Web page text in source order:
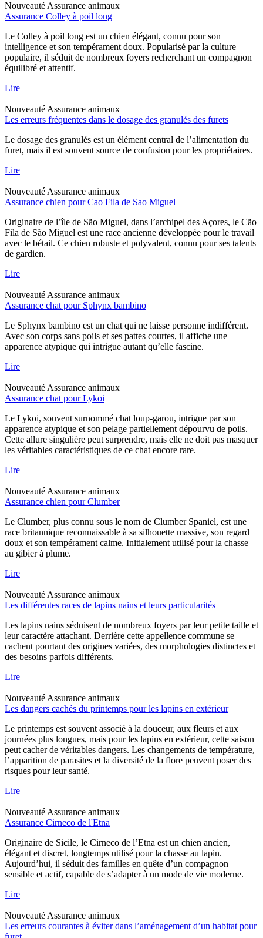
Nouveauté Assurance animaux
Assurance Colley à poil long
Le Colley à poil long est un chien élégant, connu pour son
intelligence et son tempérament doux. Popularisé par la culture
populaire, il séduit de nombreux foyers recherchant un compagnon
équilibré et attentif.
Lire
Nouveauté Assurance animaux
Les erreurs fréquentes dans le dosage des granulés des furets
Le dosage des granulés est un élément central de l’alimentation du
furet, mais il est souvent source de confusion pour les propriétaires.
Lire
Nouveauté Assurance animaux
Assurance chien pour Cao Fila de Sao Miguel
Originaire de l’île de São Miguel, dans l’archipel des Açores, le Cão
Fila de São Miguel est une race ancienne développée pour le travail
avec le bétail. Ce chien robuste et polyvalent, connu pour ses talents
de gardien.
Lire
Nouveauté Assurance animaux
Assurance chat pour Sphynx bambino
Le Sphynx bambino est un chat qui ne laisse personne indifférent.
Avec son corps sans poils et ses pattes courtes, il affiche une
apparence atypique qui intrigue autant qu’elle fascine.
Lire
Nouveauté Assurance animaux
Assurance chat pour Lykoi
Le Lykoi, souvent surnommé chat loup-garou, intrigue par son
apparence atypique et son pelage partiellement dépourvu de poils.
Cette allure singulière peut surprendre, mais elle ne doit pas masquer
les véritables caractéristiques de ce chat encore rare.
Lire
Nouveauté Assurance animaux
Assurance chien pour Clumber
Le Clumber, plus connu sous le nom de Clumber Spaniel, est une
race britannique reconnaissable à sa silhouette massive, son regard
doux et son tempérament calme. Initialement utilisé pour la chasse
au gibier à plume.
Lire
Nouveauté Assurance animaux
Les différentes races de lapins nains et leurs particularités
Les lapins nains séduisent de nombreux foyers par leur petite taille et
leur caractère attachant. Derrière cette appellence commune se
cachent pourtant des origines variées, des morphologies distinctes et
des besoins parfois différents.
Lire
Nouveauté Assurance animaux
Les dangers cachés du printemps pour les lapins en extérieur
Le printemps est souvent associé à la douceur, aux fleurs et aux
journées plus longues, mais pour les lapins en extérieur, cette saison
peut cacher de véritables dangers. Les changements de température,
l’apparition de parasites et la diversité de la flore peuvent poser des
risques pour leur santé.
Lire
Nouveauté Assurance animaux
Assurance Cirneco de l'Etna
Originaire de Sicile, le Cirneco de l’Etna est un chien ancien,
élégant et discret, longtemps utilisé pour la chasse au lapin.
Aujourd’hui, il séduit des familles en quête d’un compagnon
sensible et actif, capable de s’adapter à un mode de vie moderne.
Lire
Nouveauté Assurance animaux
Les erreurs courantes à éviter dans l’aménagement d’un habitat pour